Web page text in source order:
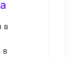
в
в